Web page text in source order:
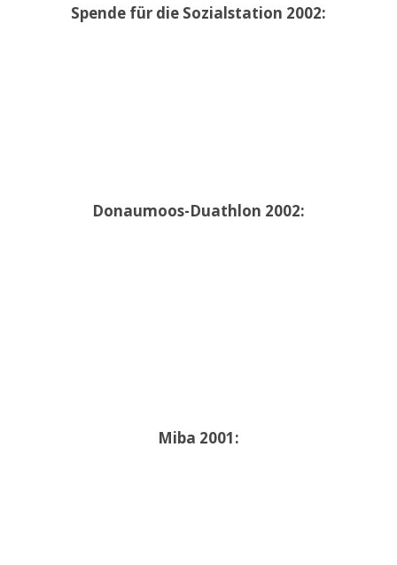
Spende für die Sozialstation 2002:
Donaumoos-Duathlon 2002:
Miba 2001: